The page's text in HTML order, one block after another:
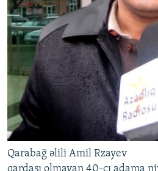
Qarabağ əlili Amil Rzayev
qardaşı olmayan 40-cı adama